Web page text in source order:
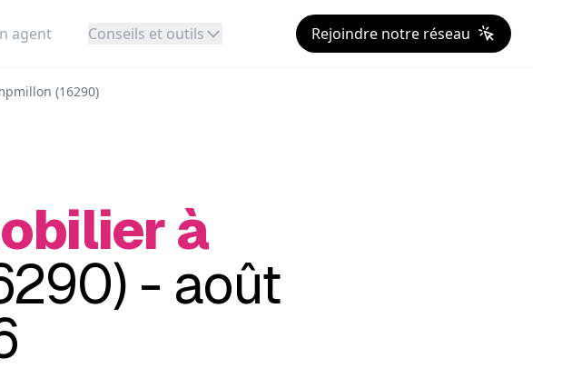
agent Conseils et outils Rejoindre notre réseau
(16290)
à
- août